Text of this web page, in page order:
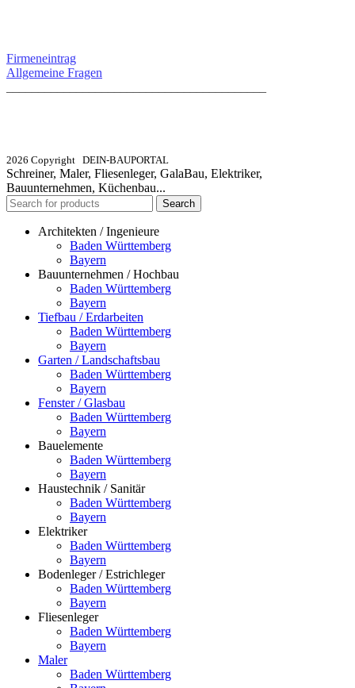
Firmeneintrag
Allgemeine Fragen
2026 Copyright DEIN-BAUPORTAL
Schreiner, Maler, Fliesenleger, GalaBau, Elektriker,
Bauunternehmen, Küchenbau...
Search
Architekten / Ingenieure
Baden Württemberg
Bayern
Bauunternehmen / Hochbau
Baden Württemberg
Bayern
Tiefbau / Erdarbeiten
Baden Württemberg
Bayern
Garten / Landschaftsbau
Baden Württemberg
Bayern
Fenster / Glasbau
Baden Württemberg
Bayern
Bauelemente
Baden Württemberg
Bayern
Haustechnik / Sanitär
Baden Württemberg
Bayern
Elektriker
Baden Württemberg
Bayern
Bodenleger / Estrichleger
Baden Württemberg
Bayern
Fliesenleger
Baden Württemberg
Bayern
Maler
Baden Württemberg